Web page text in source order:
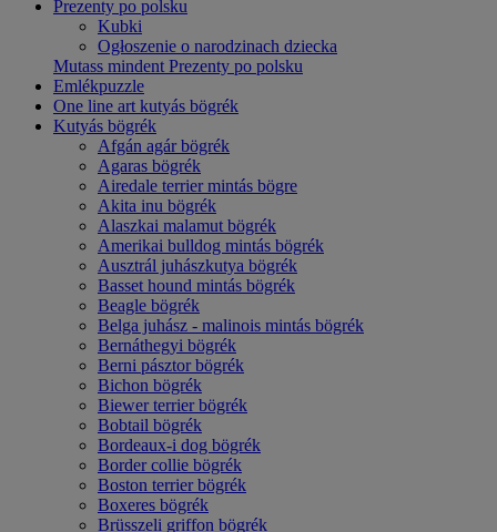
Prezenty po polsku
Kubki
Ogłoszenie o narodzinach dziecka
Mutass mindent Prezenty po polsku
Emlékpuzzle
One line art kutyás bögrék
Kutyás bögrék
Afgán agár bögrék
Agaras bögrék
Airedale terrier mintás bögre
Akita inu bögrék
Alaszkai malamut bögrék
Amerikai bulldog mintás bögrék
Ausztrál juhászkutya bögrék
Basset hound mintás bögrék
Beagle bögrék
Belga juhász - malinois mintás bögrék
Bernáthegyi bögrék
Berni pásztor bögrék
Bichon bögrék
Biewer terrier bögrék
Bobtail bögrék
Bordeaux-i dog bögrék
Border collie bögrék
Boston terrier bögrék
Boxeres bögrék
Brüsszeli griffon bögrék